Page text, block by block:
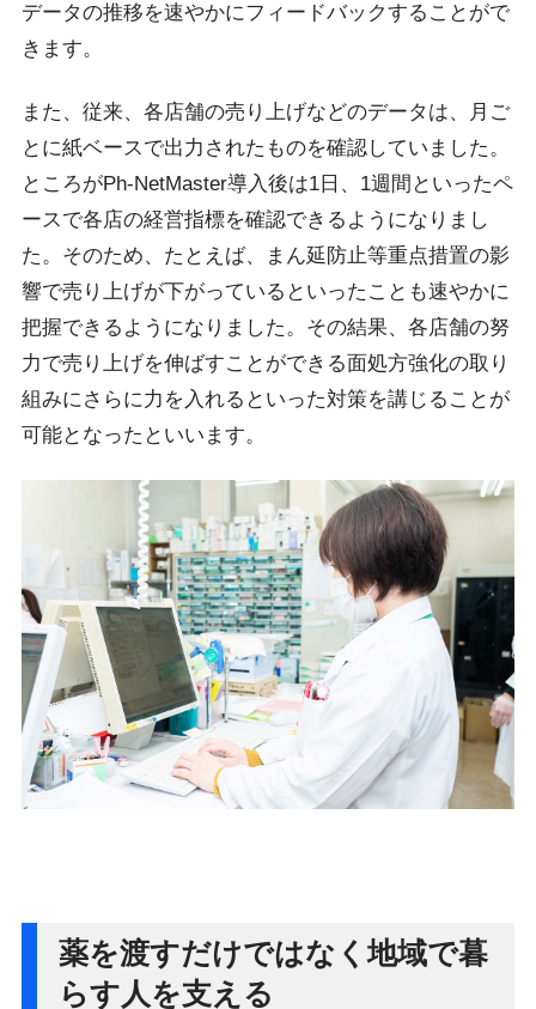
データの推移を速やかにフィードバックすることがで
きます。
また、従来、各店舗の売り上げなどのデータは、月ご
とに紙ベースで出力されたものを確認していました。
ところがPh-NetMaster導入後は1日、1週間といったペ
ースで各店の経営指標を確認できるようになりまし
た。そのため、たとえば、まん延防止等重点措置の影
響で売り上げが下がっているといったことも速やかに
把握できるようになりました。その結果、各店舗の努
力で売り上げを伸ばすことができる面処方強化の取り
組みにさらに力を入れるといった対策を講じることが
可能となったといいます。
薬を渡すだけではなく地域で暮
らす人を支える